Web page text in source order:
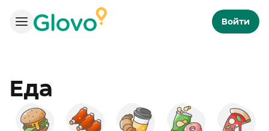
Войти
Еда